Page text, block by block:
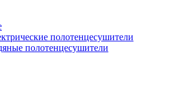
полотенцесушители
полотенцесушители